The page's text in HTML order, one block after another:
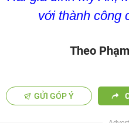
với thành công
Theo
GỬI GÓP Ý